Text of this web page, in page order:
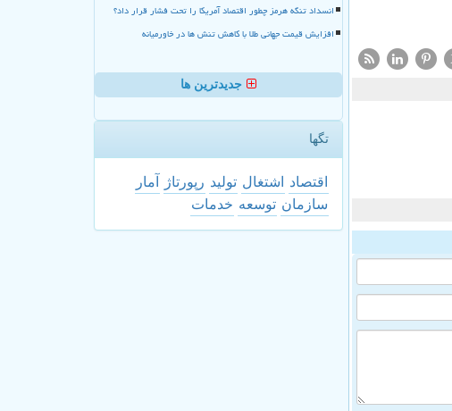
انسداد تنگه هرمز چطور اقتصاد آمریکا را تحت فشار قرار داد؟
افزایش قیمت جهانی طلا با کاهش تنش ها در خاورمیانه
جدیدترین ها
تگها
اقتصاد اشتغال تولید رپورتاژ
آمار
سازمان توسعه خدمات